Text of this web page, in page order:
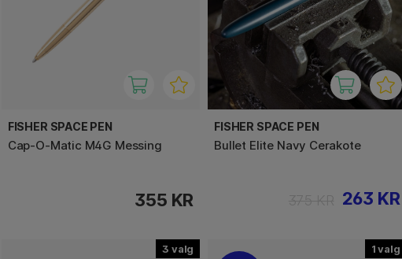
FISHER SPACE PEN
Cap-O-Matic M4G Messing
355 KR
FISHER SPACE PEN
Bullet Elite Navy Cerakote
263 KR
3 1